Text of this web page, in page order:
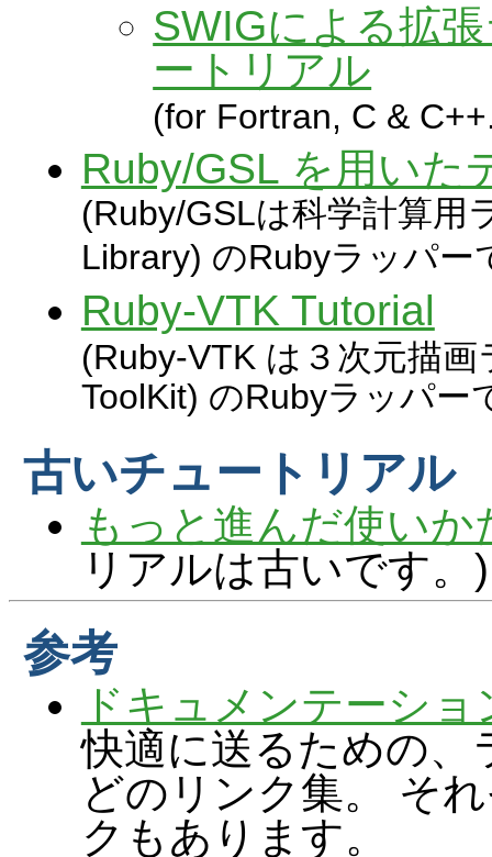
SWIGによる拡
ートリアル
(for Fortran, C &
Ruby/GSL を用いた
(Ruby/GSLは科学計算用
Library) のRubyラッパー
Ruby-VTK Tutorial
(Ruby-VTK は３次元描
ToolKit) のRubyラッパー
古いチュートリアル
もっと進んだ使いか
リアルは古いです。)
参考
ドキュメンテーシ
快適に送るための
どのリンク集。 そ
クもあります。